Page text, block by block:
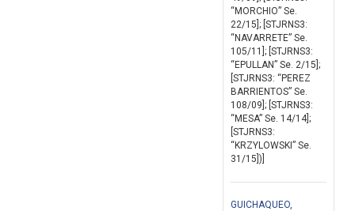
“MORCHIO” Se.
22/15]; [STJRNS3:
“NAVARRETE” Se.
105/11]; [STJRNS3:
“EPULLAN” Se. 2/15];
[STJRNS3: “PEREZ
BARRIENTOS” Se.
108/09]; [STJRNS3:
“MESA” Se. 14/14];
[STJRNS3:
“KRZYLOWSKI” Se.
31/15])]
GUICHAQUEO,